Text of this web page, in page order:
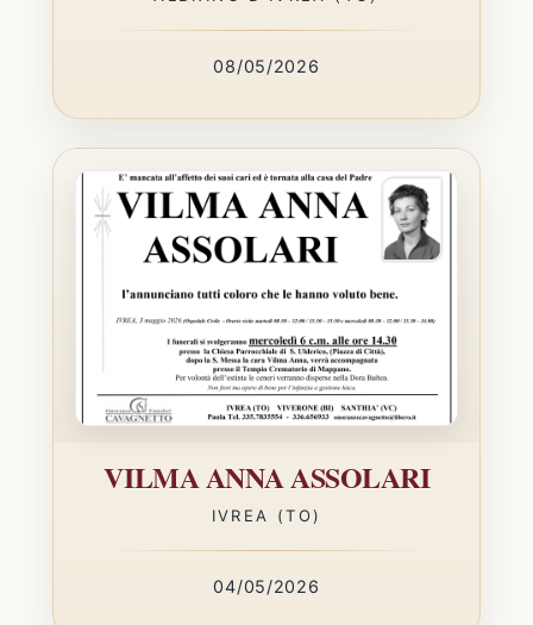
08/05/2026
VILMA ANNA ASSOLARI
IVREA (TO)
04/05/2026